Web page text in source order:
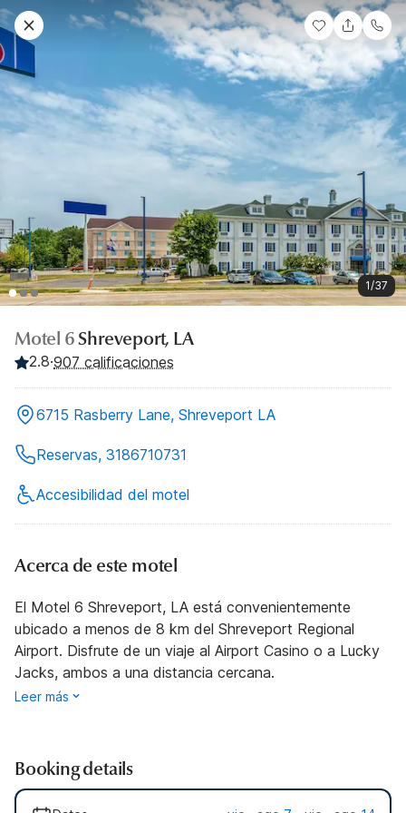
1/37
Motel 6Shreveport, LA
2.8·907 calificaciones
6715 Rasberry Lane, Shreveport LA
Reservas, 3186710731
Accesibilidad del motel
Acerca de este motel
El Motel 6 Shreveport, LA está convenientemente
ubicado a menos de 8 km del Shreveport Regional
Airport. Disfrute de un viaje al Airport Casino o a Lucky
Jacks, ambos a una distancia cercana.
Leer más
Booking details